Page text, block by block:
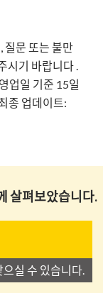
질문 또는 불만
시기 바랍니다 .
업일 기준 15일
종 업데이트:
살펴보았습니다.
실 수 있습니다.